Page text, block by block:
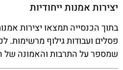
יצירות אמנות ייחודיות
בתוך הכנסייה תמצאו יצירות
פסלים ועבודות גילוף מרשימות.
שמספר על התרבות והאמונה של